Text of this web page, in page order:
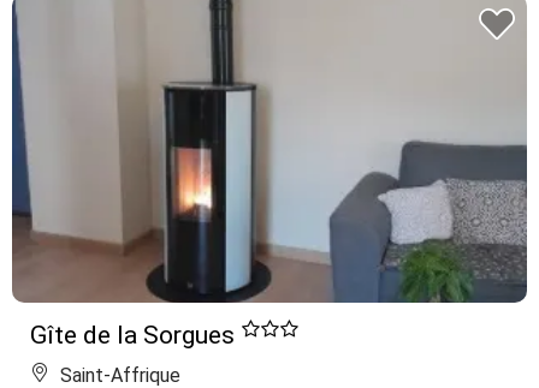
Gîte de la Sorgues
Saint-Affrique